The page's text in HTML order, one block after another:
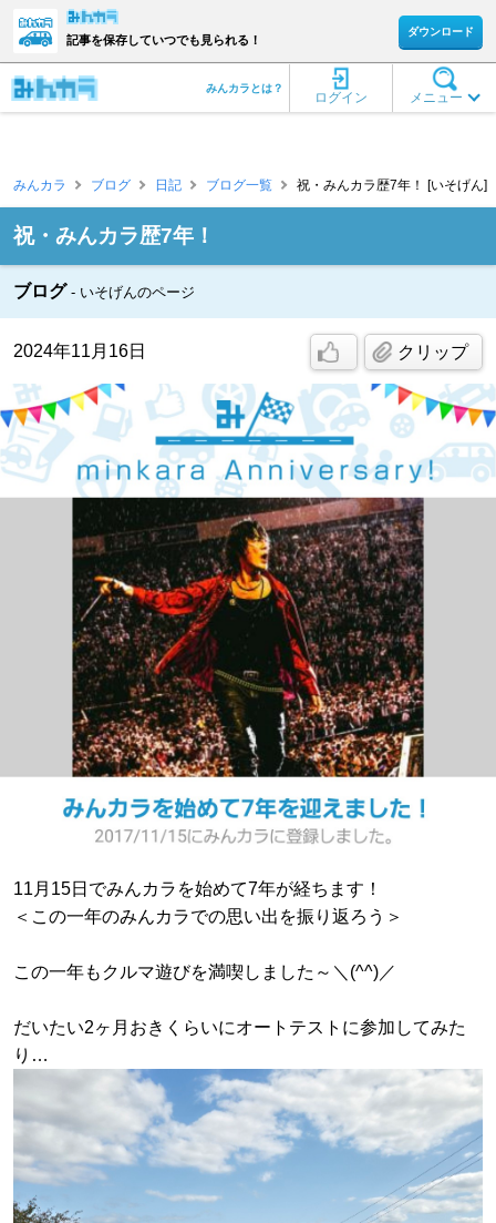
記事を保存していつでも見られる！
ダウンロード
メニュー
ログイン
みんカラとは？
みんカラ ブログ 日記 ブログ一覧 祝・みんカラ歴7年！ [いそげん]
祝・みんカラ歴7年！
ブログ いそげんのページ
2024年11月16日 クリップ
11月15日でみんカラを始めて7年が経ちます！
＜この一年のみんカラでの思い出を振り返ろう＞
この一年もクルマ遊びを満喫しました～＼(^^)／
だいたい2ヶ月おきくらいにオートテストに参加してみた
り…